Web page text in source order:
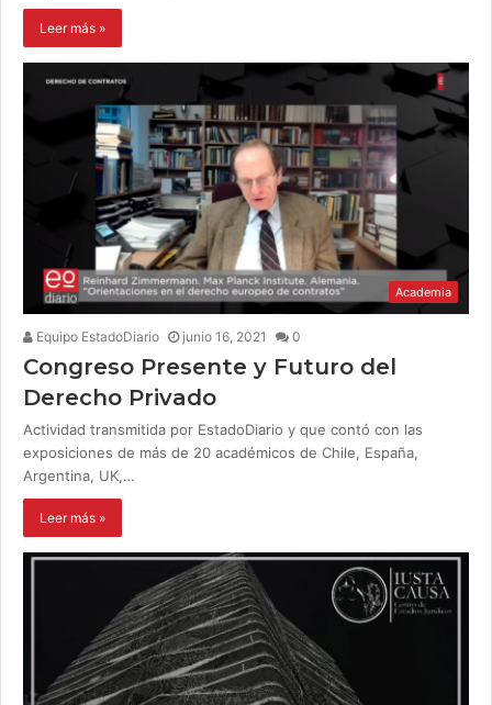
Leer más »
Academia
Equipo EstadoDiario junio 16, 2021 0
Congreso Presente y Futuro del
Derecho Privado
Actividad transmitida por EstadoDiario y que contó con las
exposiciones de más de 20 académicos de Chile, España,
Argentina, UK,…
Leer más »